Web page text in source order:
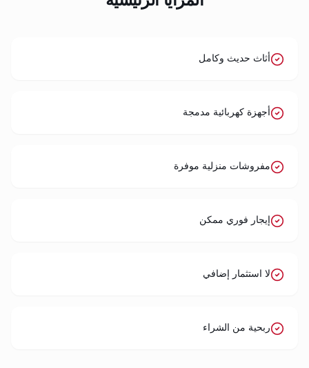
أثاث حديث وكامل
أجهزة كهربائية مدمجة
مفروشات منزلية موفرة
إيجار فوري ممكن
لا استثمار إضافي
ربحية من الشراء